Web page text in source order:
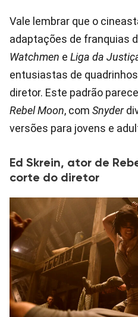
Vale lembrar que o
adaptações de franquias
Watchmen e Liga da
entusiastas de
diretor. Este padrão
Rebel Moon, com Snyder
versões para jovens e
Ed Skrein, ator de
corte do diretor